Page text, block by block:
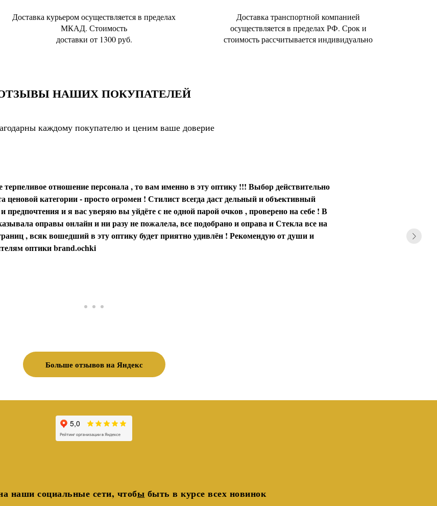
Доставка курьером осуществляется в пределах
МКАД. Стоимость
доставки от 1300 руб.
Доставка транспортной компанией
осуществляется в пределах РФ. Срок и
стоимость рассчитывается индивидуально
НАШИХ ПОКУПАТЕЛЕЙ
каждому покупателю и ценим ваше доверие
отношение персонала , то вам именно в эту оптику !!! Выбор действительно
категории - просто огромен ! Стилист всегда даст дельный и объективный
предпочтения и я вас уверяю вы уйдёте с не одной парой очков , проверено на себе ! В
оправы онлайн и ни разу не пожалела, все подобрано и оправа и Стекла все на
, всяк вошедший в эту оптику будет приятно удивлён ! Рекомендую от души и
оптики brаnd.ochki
Больше отзывов на Яндекс
наши социальные сети, чтобы быть в курсе всех новинок